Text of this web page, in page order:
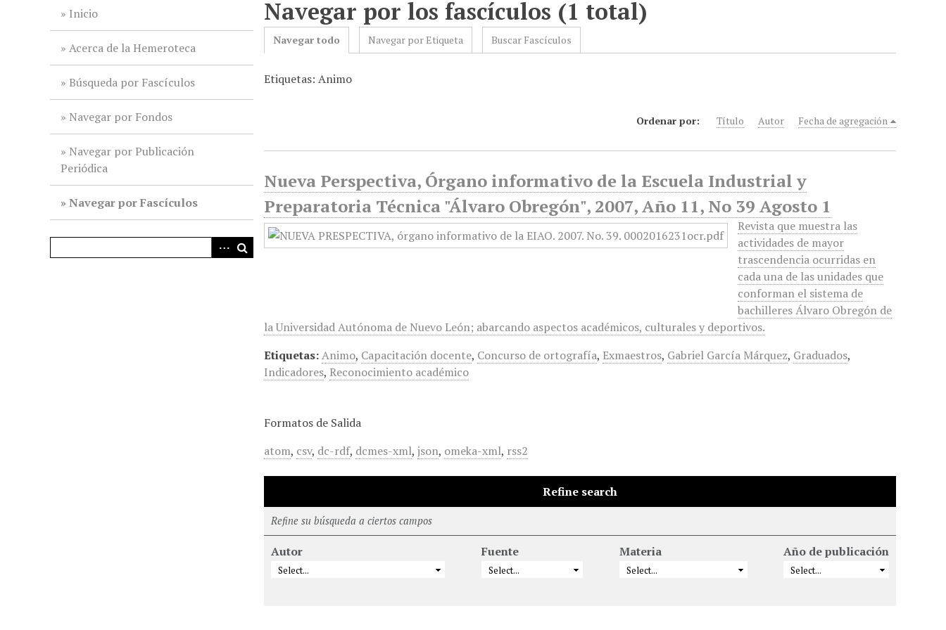
Inicio
Acerca de la Hemeroteca
Búsqueda por Fascículos
Navegar por Fondos
Navegar por Publicación
Periódica
Navegar por Fascículos
Navegar por los fascículos (1 total)
Navegar todo Navegar por Etiqueta Buscar Fascículos
Etiquetas: Animo
Ordenar por: Título Autor Fecha de agregación
Nueva Perspectiva, Órgano informativo de la Escuela Industrial y
Preparatoria Técnica "Álvaro Obregón", 2007, Año 11, No 39 Agosto 1
Revista que muestra las
actividades de mayor
trascendencia ocurridas en
cada una de las unidades que
conforman el sistema de
bachilleres Álvaro Obregón de
la Universidad Autónoma de Nuevo León; abarcando aspectos académicos, culturales y deportivos.
Etiquetas:Animo, Capacitación docente, Concurso de ortografía, Exmaestros, Gabriel García Márquez, Graduados,
Indicadores, Reconocimiento académico
Formatos de Salida
atom, csv, dc-rdf, dcmes-xml,json, omeka-xml, rss2
Refine search
Refine su búsqueda a ciertos campos
Autor Fuente Materia Año de publicación